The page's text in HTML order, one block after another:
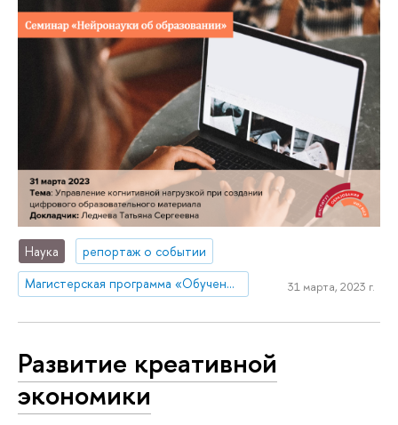
Наука
репортаж о событии
Магистерская программа «Обучение и оценивание как наука»
31 марта, 2023 г.
Развитие креативной
экономики